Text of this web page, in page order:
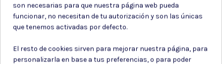
Puede darse de baja en cualquier momento. Para ello, consulte nuestra
información de contacto en el aviso legal.
Consiento el uso de mis datos para los fines indicados en la
Consiento el uso de mis datos personales para recibir publicidad
de su entidad.
son necesarias para que nuestra página web pueda
funcionar, no necesitan de tu autorización y son las únicas
que tenemos activadas por defecto.
El resto de cookies sirven para mejorar nuestra página, para
personalizarla en base a tus preferencias, o para poder